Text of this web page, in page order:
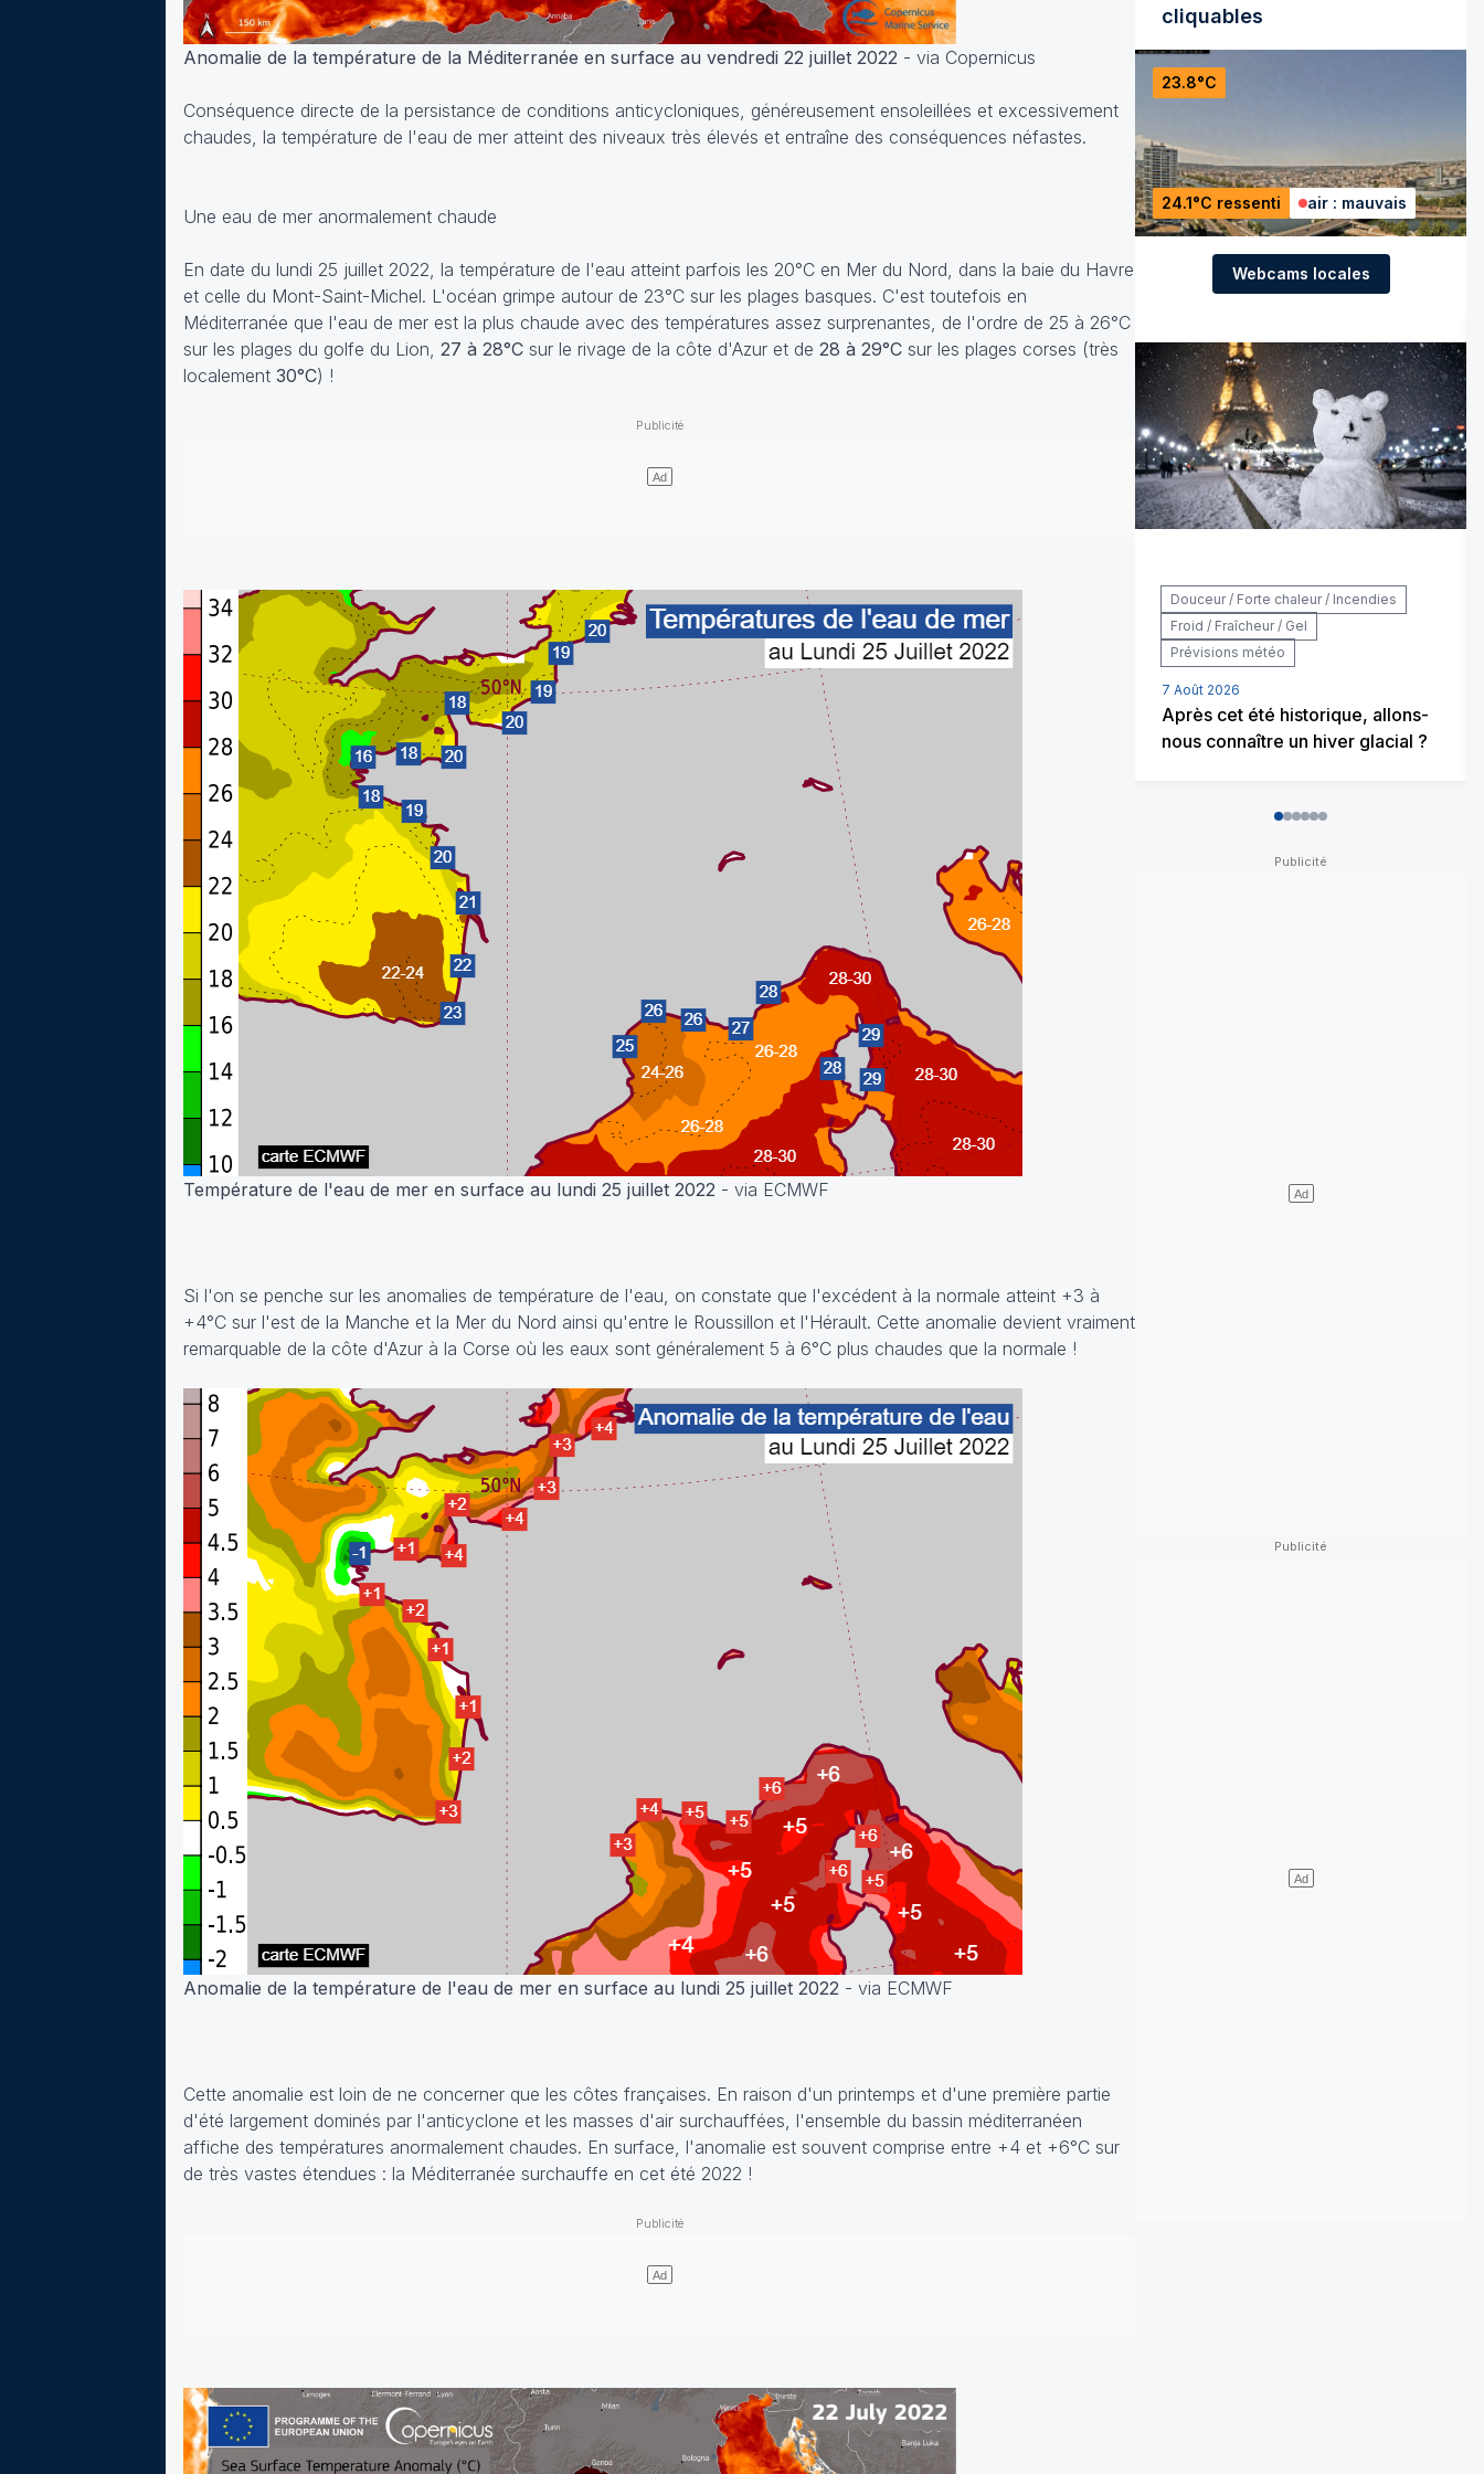
Anomalie de la température de la Méditerranée en surface au vendredi 22 juillet 2022 - via Copernicus
Conséquence directe de la persistance de conditions anticycloniques, généreusement ensoleillées et excessivement
chaudes, la température de l'eau de mer atteint des niveaux très élevés et entraîne des conséquences néfastes.
Une eau de mer anormalement chaude
En date du lundi 25 juillet 2022, la température de l'eau atteint parfois les 20°C en Mer du Nord, dans la baie du Havre
et celle du Mont-Saint-Michel. L'océan grimpe autour de 23°C sur les plages basques. C'est toutefois en
Méditerranée que l'eau de mer est la plus chaude avec des températures assez surprenantes, de l'ordre de 25 à 26°C
sur les plages du golfe du Lion, 27 à 28°C sur le rivage de la côte d'Azur et de 28 à 29°C sur les plages corses (très
localement 30°C) !
Température de l'eau de mer en surface au lundi 25 juillet 2022 - via ECMWF
Si l'on se penche sur les anomalies de température de l'eau, on constate que l'excédent à la normale atteint +3 à
+4°C sur l'est de la Manche et la Mer du Nord ainsi qu'entre le Roussillon et l'Hérault. Cette anomalie devient vraiment
remarquable de la côte d'Azur à la Corse où les eaux sont généralement 5 à 6°C plus chaudes que la normale !
Anomalie de la température de l'eau de mer en surface au lundi 25 juillet 2022 - via ECMWF
Cette anomalie est loin de ne concerner que les côtes françaises. En raison d'un printemps et d'une première partie
d'été largement dominés par l'anticyclone et les masses d'air surchauffées, l'ensemble du bassin méditerranéen
affiche des températures anormalement chaudes. En surface, l'anomalie est souvent comprise entre +4 et +6°C sur
de très vastes étendues : la Méditerranée surchauffe en cet été 2022 !
cliquables
23.8°C
24.1°C ressenti air : mauvais
Webcams locales
Douceur / Forte chaleur / Incendies
Froid / Fraîcheur / Gel
Prévisions météo
7 Août 2026
Après cet été historique, allons-
nous connaître un hiver glacial ?
012345